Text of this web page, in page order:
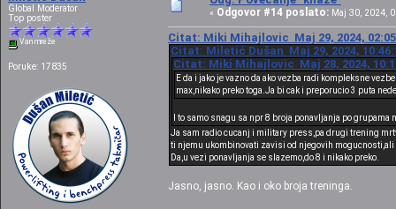
Global Moderator
Top poster
Van mreže
Poruke: 17835
« Odgovor #14 poslato: Maj 30, 2024,
Citat: Miki Mihajlovic Maj 29, 2024,
Citat: Miletić Dušan Maj 29, 2024,
Citat: Miki Mihajlovic Maj 28, 2024,
E da i jako je vazno da ako vezba radi kompleksne
max,nikako preko toga.Ja bi cak i preporucio 3 puta
I to samo snagu sa npr 8 broja ponavljanja po grupama
Ja sam radio cucanj i military press,pa drugi trening
ti njemu ukombinovati zavisi od njegovih
Da,u vezi ponavljanja se slazemo,do 8 i nikako preko.
Jasno, jasno. Kao i oko broja treninga.